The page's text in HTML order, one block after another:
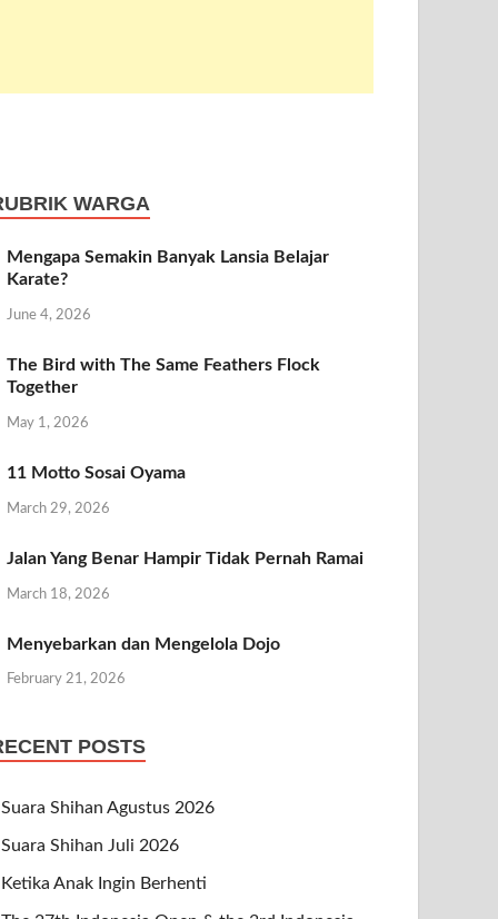
WARGA
Mengapa Semakin Banyak Lansia Belajar
Karate?
June 4, 2026
The Bird with The Same Feathers Flock
Together
May 1, 2026
11 Motto Sosai Oyama
March 29, 2026
Jalan Yang Benar Hampir Tidak Pernah Ramai
March 18, 2026
Menyebarkan dan Mengelola Dojo
February 21, 2026
POSTS
Suara Shihan Agustus 2026
Suara Shihan Juli 2026
Ketika Anak Ingin Berhenti